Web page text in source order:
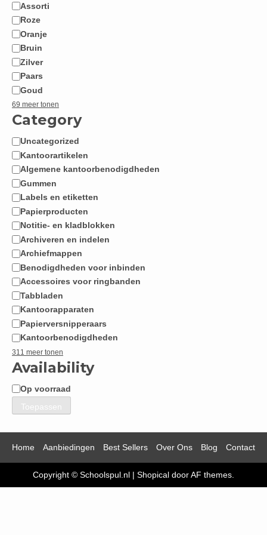
Assorti
Roze
Oranje
Bruin
Zilver
Paars
Goud
69 meer tonen
Category
Categorie
Uncategorized
Kantoorartikelen
Algemene kantoorbenodigdheden
Gummen
Labels en etiketten
Papierproducten
Notitie- en kladblokken
Archiveren en indelen
Archiefmappen
Benodigdheden voor inbinden
Accessoires voor ringbanden
Tabbladen
Kantoorapparaten
Papierversnipperaars
Kantoorbenodigdheden
311 meer tonen
Availability
Beschikbaarheid
Op voorraad
Toepassen
Home Aanbiedingen Best Sellers Over Ons Blog Contact
Copyright © Schoolspul.nl | Shopical door AF themes.